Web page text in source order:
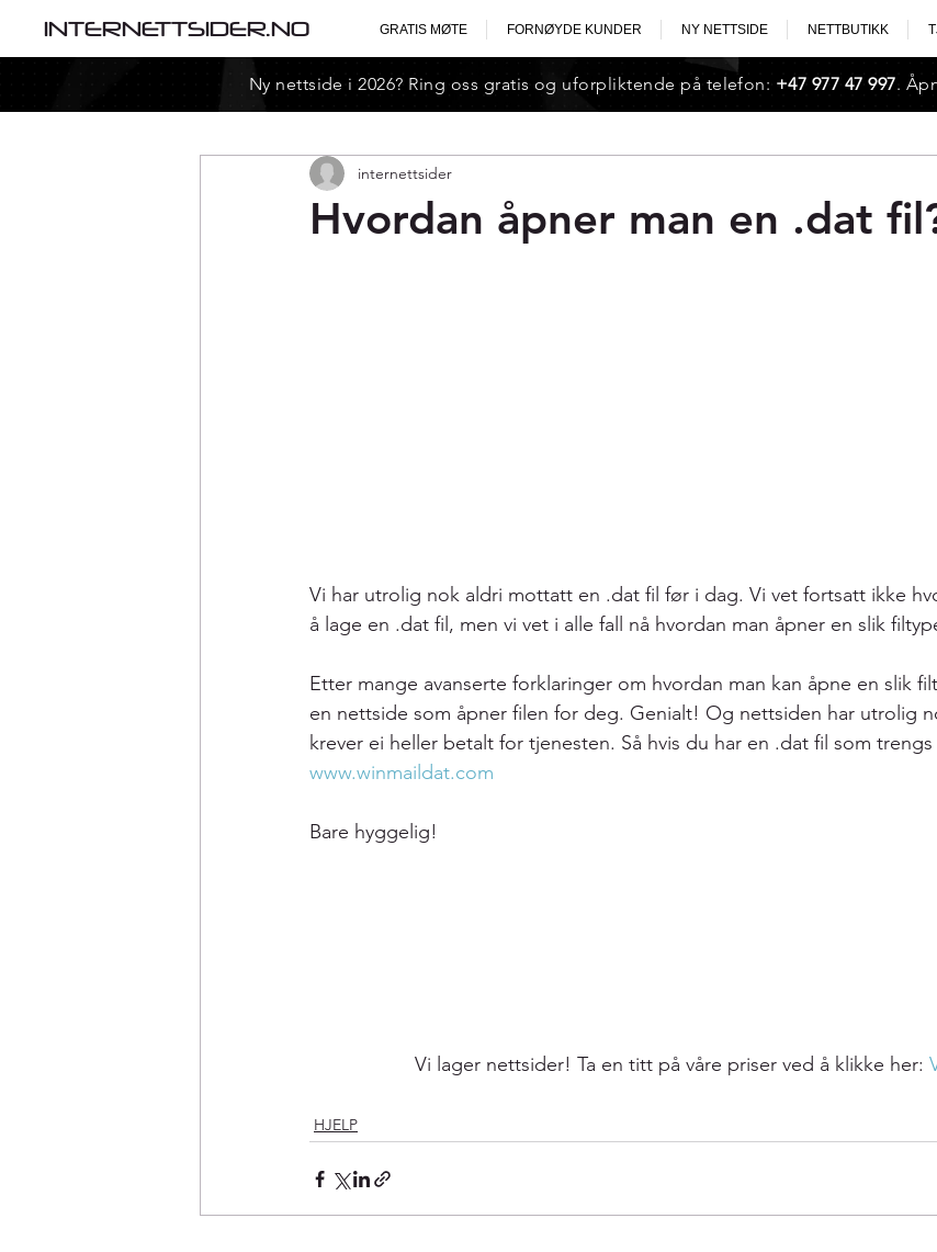
INTERNETTSIDER.NO GRATIS MØTE FORNØYDE KUNDER NY NETTSIDE NETTBUTIKK
Ny nettside i 2026? Ring oss gratis og uforpliktende på telefon: +47 977 47 997.
Hvordan åpner man en .dat
internettsider
Vi har utrolig nok aldri mottatt en .dat fil før i dag. Vi vet fortsatt ikke
å lage en .dat fil, men vi vet i alle fall nå hvordan man åpner en slik
Etter mange avanserte forklaringer om hvordan man kan åpne en slik
en nettside som åpner filen for deg. Genialt! Og nettsiden har utrolig
krever ei heller betalt for tjenesten. Så hvis du har en .dat fil som
www.winmaildat.com
Bare hyggelig!
Vi lager nettsider! Ta en titt på våre priser ved å klikke her:
HJELP